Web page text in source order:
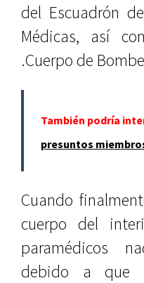
del Escuadrón
Médicas, así
.Cuerpo de
También podría
presuntos
Cuando
cuerpo del
paramédicos
debido a que